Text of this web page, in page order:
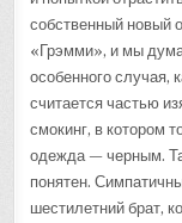
собственный новый
«Грэмми», и мы
особенного случая,
считается частью
смокинг, в котором
одежда — черным.
понятен.
шестилетний брат,